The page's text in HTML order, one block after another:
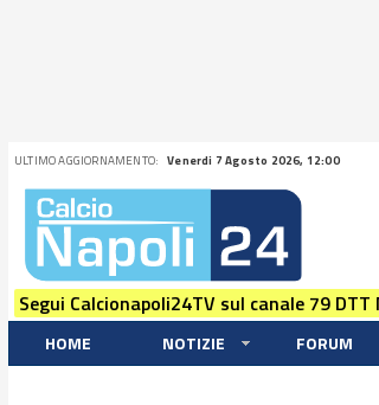
ULTIMO AGGIORNAMENTO: Venerdi 7 Agosto 2026, 12:00
Segui Calcionapoli24TV sul canale 79
HOME NOTIZIE FORUM